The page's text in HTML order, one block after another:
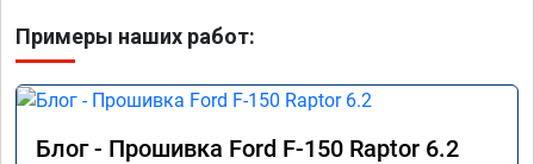
Примеры наших работ:
Блог - Прошивка Ford F-150 Raptor 6.2